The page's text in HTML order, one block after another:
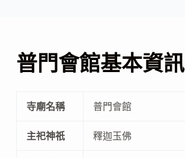
普門會館基本資訊
寺廟名稱 普門會館
主祀神祇 釋迦玉佛